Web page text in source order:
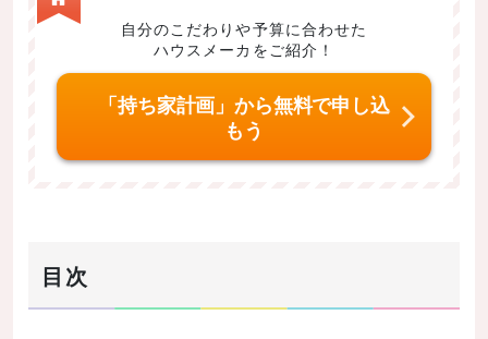
Twitt Face はてなブ
自分のこだわりや予算に合わせた
ハウスメーカをご紹介！
「持ち家計画」から無料で申し込
もう
目次